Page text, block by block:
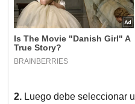
2. Luego debe seleccionar